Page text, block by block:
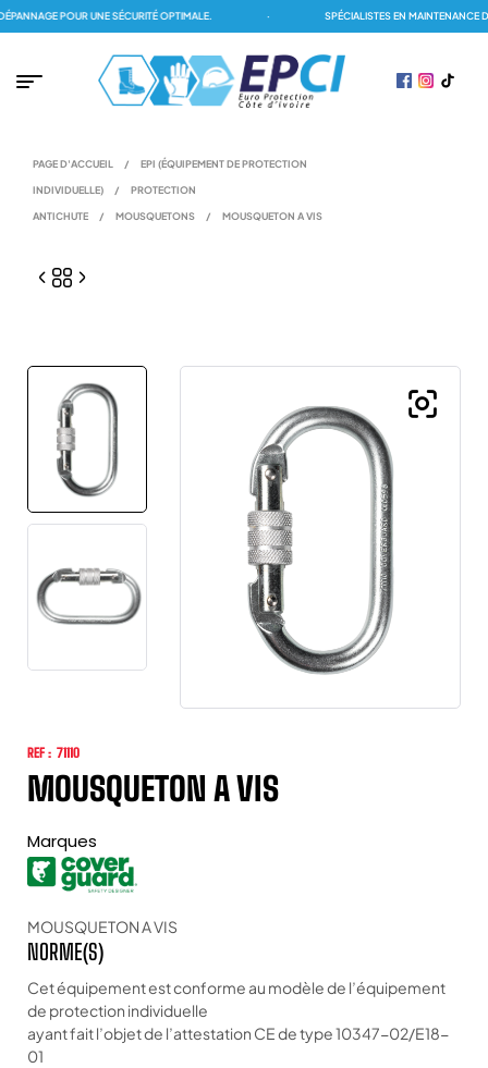
POUR UNE SÉCURITÉ OPTIMALE. SPÉCIALISTES EN MAINTENANCE
PAGE D'ACCUEIL / EPI (ÉQUIPEMENT DE PROTECTION
INDIVIDUELLE) / PROTECTION
ANTICHUTE / MOUSQUETONS / MOUSQUETON A VIS
REF : 71110
MOUSQUETON A VIS
Marques
MOUSQUETON A VIS
NORME(S)
Cet équipement est conforme au modèle de l’équipement
de protection individuelle
ayant fait l’objet de l’attestation CE de type 10347-02/E18-
01